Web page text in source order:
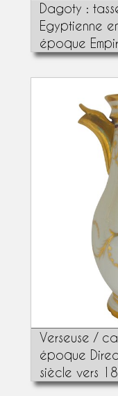
Dagoty :
Egyptienne
époque
Verseuse /
époque
siècle vers